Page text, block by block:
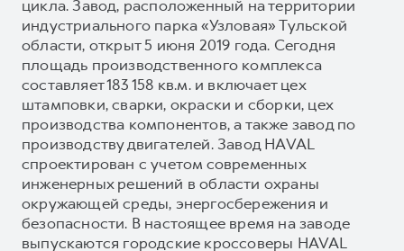
цикла. Завод, расположенный на территории
индустриального парка «Узловая» Тульской
области, открыт 5 июня 2019 года. Сегодня
площадь производственного комплекса
составляет 183 158 кв.м. и включает цех
штамповки, сварки, окраски и сборки, цех
производства компонентов, а также завод по
производству двигателей. Завод HAVAL
спроектирован с учетом современных
инженерных решений в области охраны
окружающей среды, энергосбережения и
безопасности. В настоящее время на заводе
выпускаются городские кроссоверы HAVAL